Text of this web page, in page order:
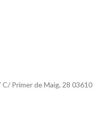
Primer de Maig, 28 03610